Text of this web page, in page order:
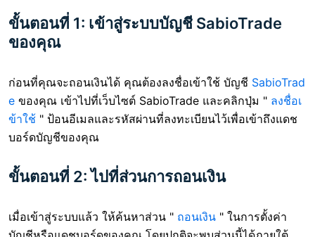
ขั้นตอนที่ 1: เข้าสู่ระบบบัญชี SabioTrade
ของคุณ
ก่อนที่คุณจะถอนเงินได้ คุณต้องลงชื่อเข้าใช้ บัญชี SabioTrad
e ของคุณ เข้าไปที่เว็บไซต์ SabioTrade และคลิกปุ่ม " ลงชื่อเ
ข้าใช้ " ป้อนอีเมลและรหัสผ่านที่ลงทะเบียนไว้เพื่อเข้าถึงแดช
บอร์ดบัญชีของคุณ
ขั้นตอนที่ 2: ไปที่ส่วนการถอนเงิน
เมื่อเข้าสู่ระบบแล้ว ให้ค้นหาส่วน " ถอนเงิน " ในการตั้งค่า